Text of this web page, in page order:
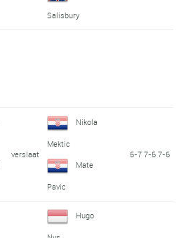
Salisbury
verslaat
Nikola
Mektic
Mate
Pavic
6-7 7-6 7-6
Hugo